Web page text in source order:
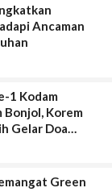
Ancaman
1 Kodam
Bonjol, Korem
Gelar Doa
Green